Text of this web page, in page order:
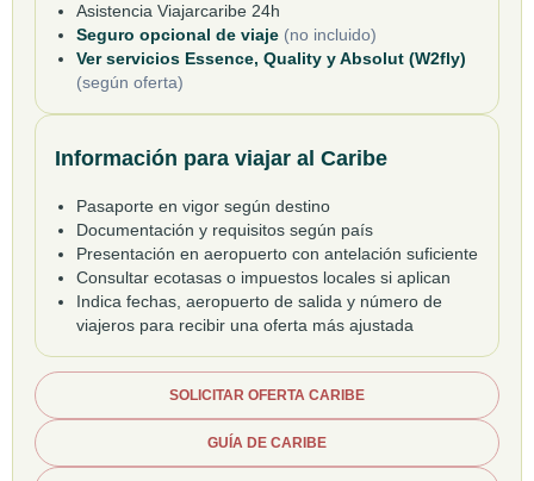
Asistencia Viajarcaribe 24h
Seguro opcional de viaje (no incluido)
Ver servicios Essence, Quality y Absolut (W2fly)
(según oferta)
Información para viajar al Caribe
Pasaporte en vigor según destino
Documentación y requisitos según país
Presentación en aeropuerto con antelación suficiente
Consultar ecotasas o impuestos locales si aplican
Indica fechas, aeropuerto de salida y número de
viajeros para recibir una oferta más ajustada
SOLICITAR OFERTA CARIBE
GUÍA DE CARIBE